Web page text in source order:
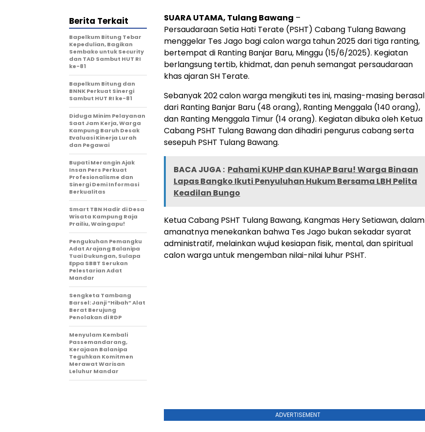
SUARA UTAMA, Tulang Bawang –
Persaudaraan Setia Hati Terate (PSHT) Cabang Tulang Bawang
menggelar Tes Jago bagi calon warga tahun 2025 dari tiga ranting,
bertempat di Ranting Banjar Baru, Minggu (15/6/2025). Kegiatan
berlangsung tertib, khidmat, dan penuh semangat persaudaraan
khas ajaran SH Terate.
Sebanyak 202 calon warga mengikuti tes ini, masing-masing berasal
dari Ranting Banjar Baru (48 orang), Ranting Menggala (140 orang),
dan Ranting Menggala Timur (14 orang). Kegiatan dibuka oleh Ketua
Cabang PSHT Tulang Bawang dan dihadiri pengurus cabang serta
sesepuh PSHT Tulang Bawang.
BACA JUGA : Pahami KUHP dan KUHAP Baru! Warga Binaan
Lapas Bangko Ikuti Penyuluhan Hukum Bersama LBH Pelita
Keadilan Bungo
Ketua Cabang PSHT Tulang Bawang, Kangmas Hery Setiawan, dalam
amanatnya menekankan bahwa Tes Jago bukan sekadar syarat
administratif, melainkan wujud kesiapan fisik, mental, dan spiritual
calon warga untuk mengemban nilai-nilai luhur PSHT.
ADVERTISEMENT
Berita Terkait
Bapelkum Bitung Tebar
Kepedulian, Bagikan
Sembako untuk Security
dan TAD Sambut HUT RI
ke-81
Bapelkum Bitung dan
BNNK Perkuat Sinergi
Sambut HUT RI ke-81
Diduga Minim Pelayanan
Saat Jam Kerja, Warga
Kampung Baruh Desak
Evaluasi Kinerja Lurah
dan Pegawai
Bupati Merangin Ajak
Insan Pers Perkuat
Profesionalisme dan
Sinergi Demi Informasi
Berkualitas
Smart TBN Hadir di Desa
Wisata Kampung Raja
Prailiu, Waingapu!
Pengukuhan Pemangku
Adat Arajang Balanipa
Tuai Dukungan, Sulapa
Eppa SBBT Serukan
Pelestarian Adat
Mandar
Sengketa Tambang
Barsel: Janji “Hibah” Alat
Berat Berujung
Penolakan di RDP
Menyulam Kembali
Passemandarang,
Kerajaan Balanipa
Teguhkan Komitmen
Merawat Warisan
Leluhur Mandar